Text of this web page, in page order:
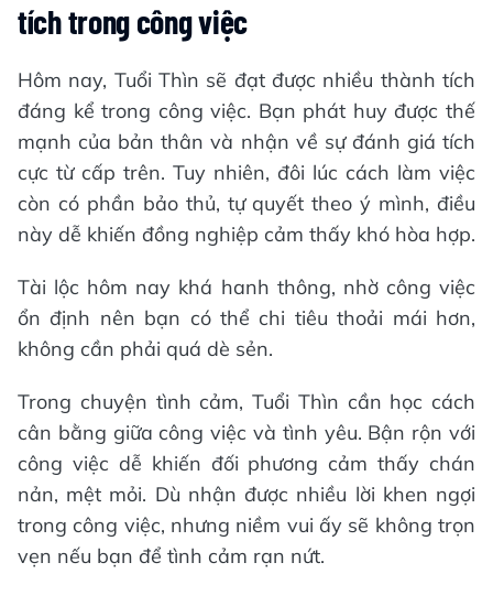
tích trong công việc
Hôm nay, Tuổi Thìn sẽ đạt được nhiều thành tích
đáng kể trong công việc. Bạn phát huy được thế
mạnh của bản thân và nhận về sự đánh giá tích
cực từ cấp trên. Tuy nhiên, đôi lúc cách làm việc
còn có phần bảo thủ, tự quyết theo ý mình, điều
này dễ khiến đồng nghiệp cảm thấy khó hòa hợp.
Tài lộc hôm nay khá hanh thông, nhờ công việc
ổn định nên bạn có thể chi tiêu thoải mái hơn,
không cần phải quá dè sẻn.
Trong chuyện tình cảm, Tuổi Thìn cần học cách
cân bằng giữa công việc và tình yêu. Bận rộn với
công việc dễ khiến đối phương cảm thấy chán
nản, mệt mỏi. Dù nhận được nhiều lời khen ngợi
trong công việc, nhưng niềm vui ấy sẽ không trọn
vẹn nếu bạn để tình cảm rạn nứt.